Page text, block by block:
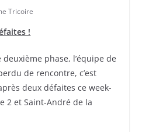
Tricoire
!
phase, l’équipe de
de rencontre, c’est
deux défaites ce week-
2 et Saint-André de la